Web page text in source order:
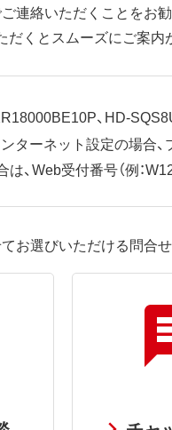
連絡いただくことをお
だくとスムーズにご案内
、HD-
ターネット設定の場合
、Web受付番号（例：
お選びいただける問合